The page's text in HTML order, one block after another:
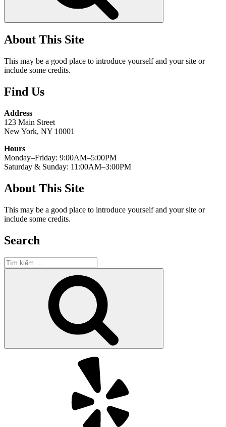
About This Site
This may be a good place to introduce yourself and your site or
include some credits.
Find Us
Address
123 Main Street
New York, NY 10001
Hours
Monday–Friday: 9:00AM–5:00PM
Saturday & Sunday: 11:00AM–3:00PM
About This Site
This may be a good place to introduce yourself and your site or
include some credits.
Search
Tìm
kiếm: